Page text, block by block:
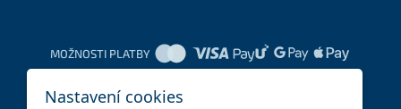
MOŽNOSTI PLATBY
Nastavení cookies